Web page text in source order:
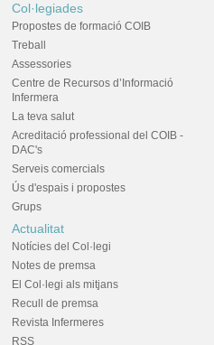
Col·legiades
Propostes de formació COIB
Treball
Assessories
Centre de Recursos d’Informació
Infermera
La teva salut
Acreditació professional del COIB -
DAC's
Serveis comercials
Ús d'espais i propostes
Grups
Actualitat
Notícies del Col·legi
Notes de premsa
El Col·legi als mitjans
Recull de premsa
Revista Infermeres
RSS